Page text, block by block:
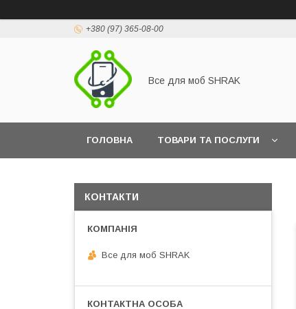
+380 (97) 365-08-00
Все для моб SHRAK
ГОЛОВНА ТОВАРИ ТА ПОСЛУГИ
КОНТАКТИ
Все для моб SHRAK